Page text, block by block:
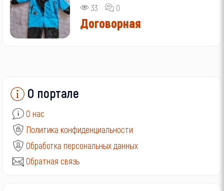
33 0
Договорная
О портале
О нас
Политика конфиденциальности
Обработка персональных данных
Обратная связь